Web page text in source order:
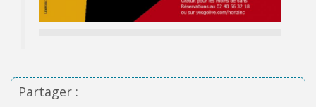
Partager :